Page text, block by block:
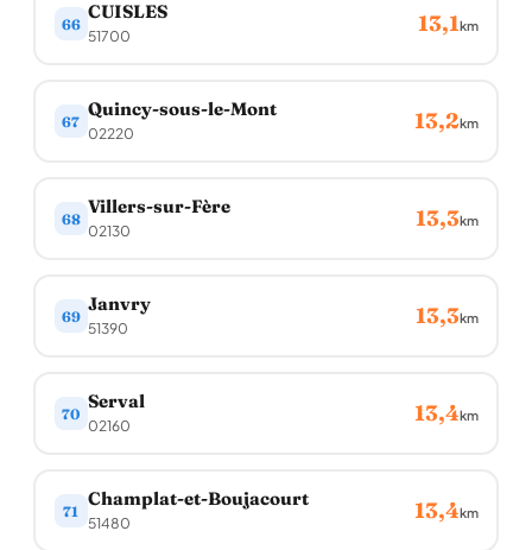
66
CUISLES
51700 13,1km
67
Quincy-sous-le-Mont
02220 13,2km
68
Villers-sur-Fère
02130 13,3km
69
Janvry
51390 13,3km
70
Serval
02160 13,4km
71
Champlat-et-Boujacourt
51480 13,4km